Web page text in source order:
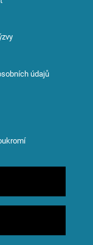
údajů